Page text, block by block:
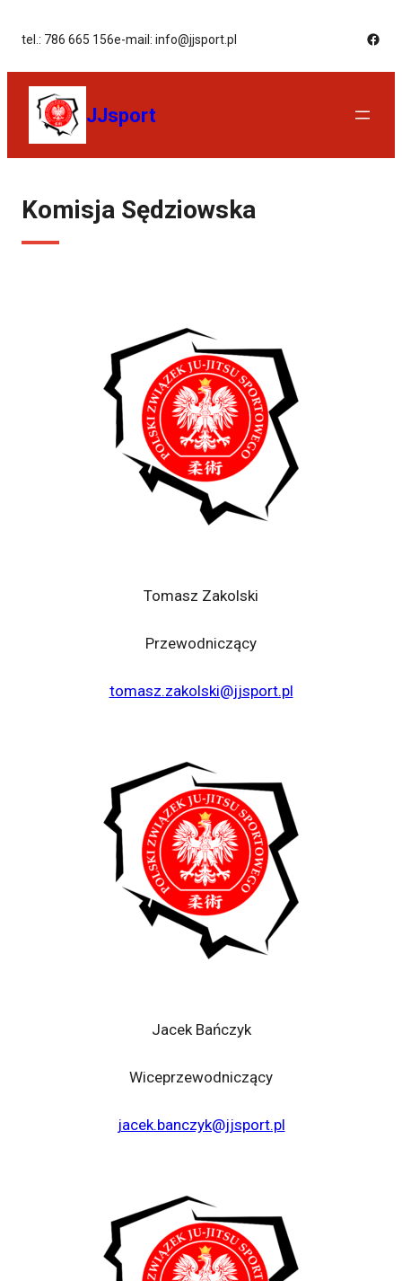
tel.: 786 665 156e-mail: info@jjsport.pl
JJsport
Komisja Sędziowska
Tomasz Zakolski
Przewodniczący
tomasz.zakolski@jjsport.pl
Jacek Bańczyk
Wiceprzewodniczący
jacek.banczyk@jjsport.pl